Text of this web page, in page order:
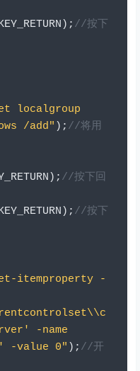
); //按下
localgroup
/add" ); //将用
); //按下回
); //按下
itemproperty -
-name
-value 0" ); //开